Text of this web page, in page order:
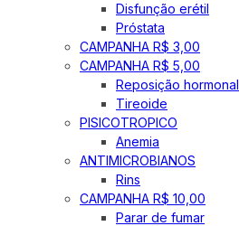
Disfunção erétil
Próstata
CAMPANHA R$ 3,00
CAMPANHA R$ 5,00
Reposição hormonal
Tireoide
PISICOTROPICO
Anemia
ANTIMICROBIANOS
Rins
CAMPANHA R$ 10,00
Parar de fumar